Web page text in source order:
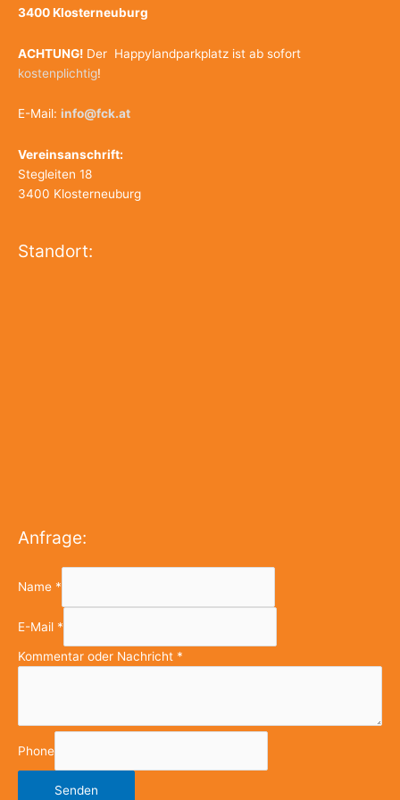
3400 Klosterneuburg
ACHTUNG! Der Happylandparkplatz ist ab sofort
kostenplichtig!
E-Mail: info@fck.at
Vereinsanschrift:
Stegleiten 18
3400 Klosterneuburg
Standort:
Anfrage:
Name *
E-Mail *
Kommentar oder Nachricht *
Phone
Senden